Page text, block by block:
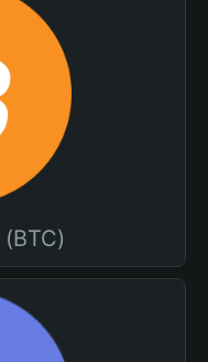
محفظة بيتكوين (BTC)